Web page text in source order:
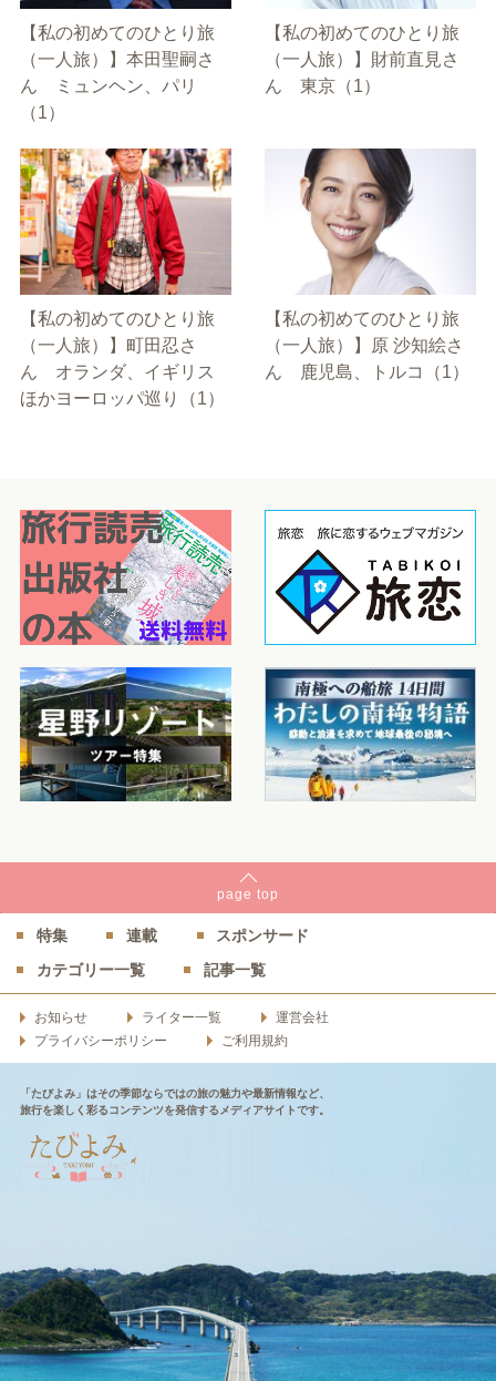
【私の初めてのひとり旅
（一人旅）】本田聖嗣さ
ん ミュンヘン、パリ
（1）
【私の初めてのひとり旅
（一人旅）】財前直見さ
ん 東京（1）
【私の初めてのひとり旅
（一人旅）】町田忍さ
ん オランダ、イギリス
ほかヨーロッパ巡り（1）
【私の初めてのひとり旅
（一人旅）】原 沙知絵さ
ん 鹿児島、トルコ（1）
page top
特集 連載
スポンサード
カテゴリー一覧
記事一覧
お知らせ ライター一覧
運営会社
プライバシーポリシー
ご利用規約
「たびよみ」はその季節ならではの旅の魅力や最新情報など、
旅行を楽しく彩るコンテンツを発信するメディアサイトです。